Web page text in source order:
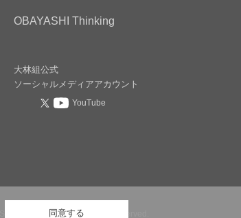
同意する
OBAYASHI Thinking
大林組公式
ソーシャルメディアアカウント
YouTube
CORPORATION, All rights reserved.